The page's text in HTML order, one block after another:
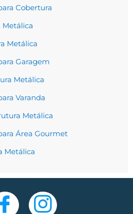
Cobertura
Metálica
Metálica
Garagem
Metálica
Varanda
Metálica
Área Gourmet
Metálica